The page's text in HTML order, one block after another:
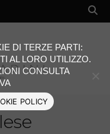
DI TERZE PARTI:
AL LORO UTILIZZO.
CONSULTA
POLICY